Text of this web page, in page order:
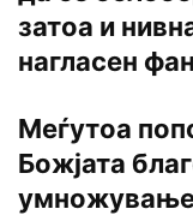
затоа и
нагласен
Меѓутоа
Божјата